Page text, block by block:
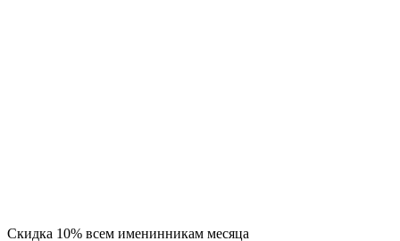
Скидка 10% всем именинникам месяца